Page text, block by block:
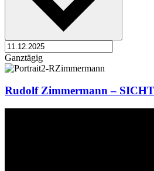
Ganztägig
Rudolf Zimmermann –